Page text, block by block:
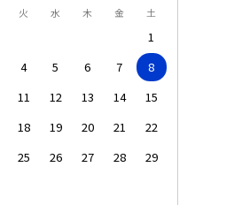
火 水 木 金 土
1
4 5 6 7
8
11 12 13 14
15
18 19 20 21
22
25 26 27 28
29